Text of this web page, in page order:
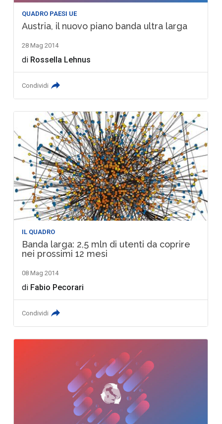
QUADRO PAESI UE
Austria, il nuovo piano banda ultra larga
28 Mag 2014
di Rossella Lehnus
Condividi
IL QUADRO
Banda larga: 2,5 mln di utenti da coprire
nei prossimi 12 mesi
08 Mag 2014
di Fabio Pecorari
Condividi